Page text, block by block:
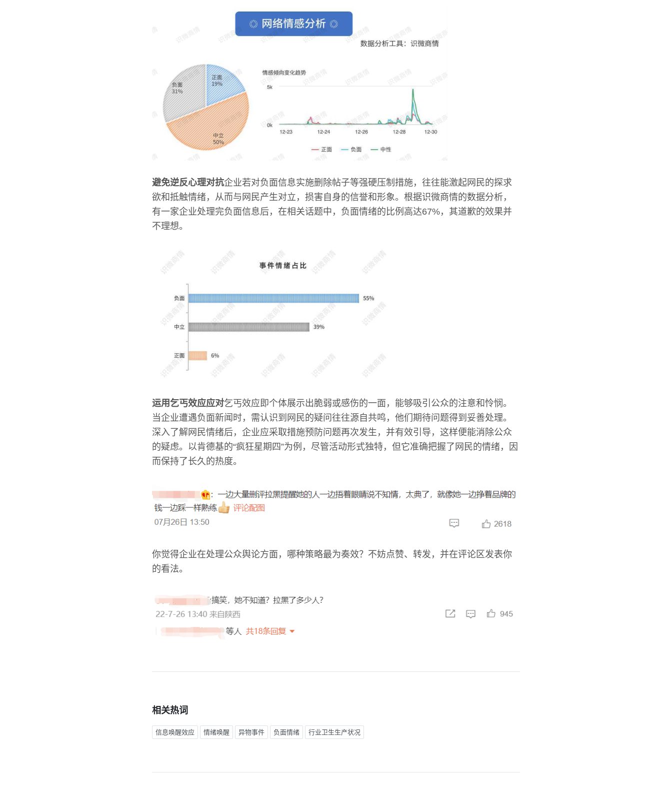
避免逆反心理对抗企业若对负面信息实施删除帖子等强硬压制措施，往往能激起网民的探求
欲和抵触情绪，从而与网民产生对立，损害自身的信誉和形象。根据识微商情的数据分析，
有一家企业处理完负面信息后，在相关话题中，负面情绪的比例高达67%，其道歉的效果并
不理想。
运用乞丐效应应对乞丐效应即个体展示出脆弱或感伤的一面，能够吸引公众的注意和怜悯。
当企业遭遇负面新闻时，需认识到网民的疑问往往源自共鸣，他们期待问题得到妥善处理。
深入了解网民情绪后，企业应采取措施预防问题再次发生，并有效引导，这样便能消除公众
的疑虑。以肯德基的“疯狂星期四”为例，尽管活动形式独特，但它准确把握了网民的情绪，因
而保持了长久的热度。
你觉得企业在处理公众舆论方面，哪种策略最为奏效？不妨点赞、转发，并在评论区发表你
的看法。
相关热词
信息唤醒效应 情绪唤醒 异物事件 负面情绪 行业卫生生产状况